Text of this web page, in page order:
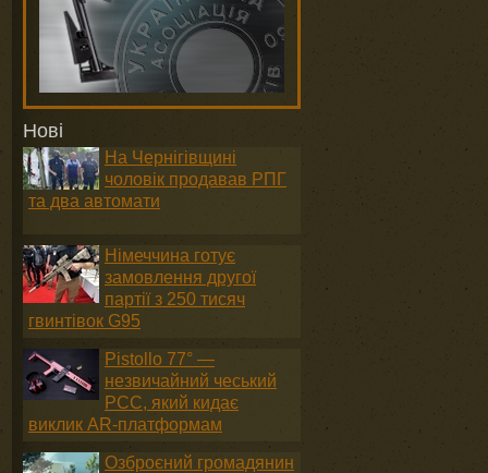
Нові
На Чернігівщині
чоловік продавав РПГ
та два автомати
Німеччина готує
замовлення другої
партії з 250 тисяч
гвинтівок G95
Pistollo 77° —
незвичайний чеський
PCC, який кидає
виклик AR-платформам
Озброєний громадянин